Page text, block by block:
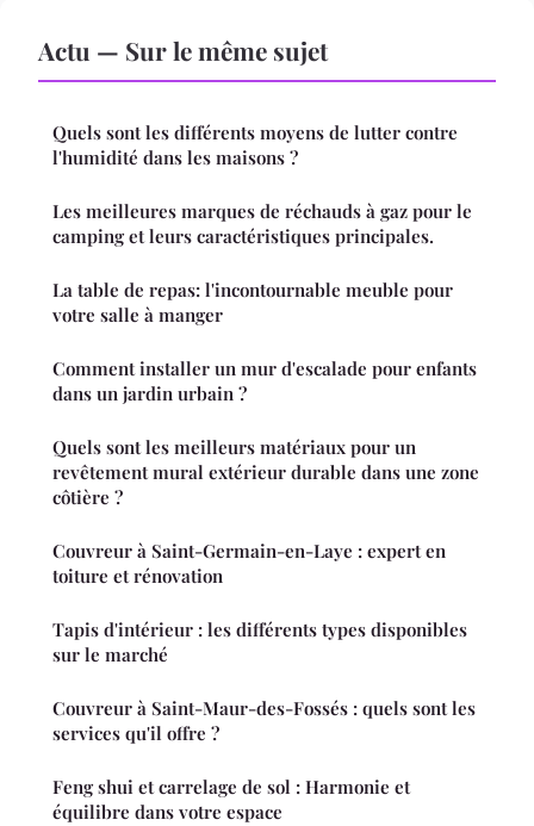
Actu — Sur le même sujet
Quels sont les différents moyens de lutter contre
l'humidité dans les maisons ?
Les meilleures marques de réchauds à gaz pour le
camping et leurs caractéristiques principales.
La table de repas: l'incontournable meuble pour
votre salle à manger
Comment installer un mur d'escalade pour enfants
dans un jardin urbain ?
Quels sont les meilleurs matériaux pour un
revêtement mural extérieur durable dans une zone
côtière ?
Couvreur à Saint-Germain-en-Laye : expert en
toiture et rénovation
Tapis d'intérieur : les différents types disponibles
sur le marché
Couvreur à Saint-Maur-des-Fossés : quels sont les
services qu'il offre ?
Feng shui et carrelage de sol : Harmonie et
équilibre dans votre espace